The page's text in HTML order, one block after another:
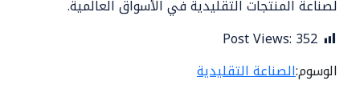
لصناعة المنتجات التقليدية في الأسواق العالمية.
Post Views: 352
الوسوم:الصناعة التقليدية